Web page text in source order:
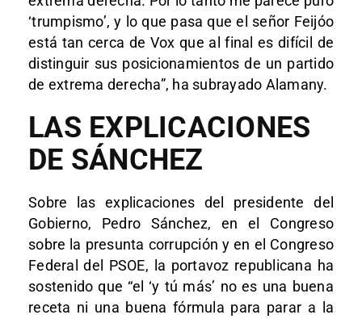
‘trumpismo’, y lo que pasa que el señor Feijóo
está tan cerca de Vox que al final es difícil de
distinguir sus posicionamientos de un partido
de extrema derecha”, ha subrayado Alamany.
LAS EXPLICACIONES
DE SÁNCHEZ
Sobre las explicaciones del presidente del
Gobierno, Pedro Sánchez, en el Congreso
sobre la presunta corrupción y en el Congreso
Federal del PSOE, la portavoz republicana ha
sostenido que “el ‘y tú más’ no es una buena
receta ni una buena fórmula para parar a la